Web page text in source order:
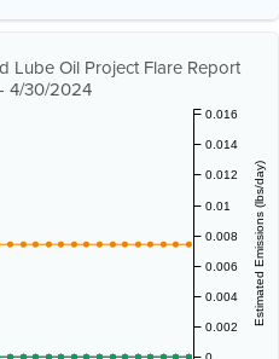
Lube Oil Project Flare Report
4/30/2024
Estimated Emissions (lbs/day)
0.002
0.004
0.006
0.008
0.01
0.012
0.014
0.016